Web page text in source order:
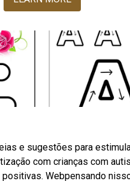
e sugestões para
com crianças com
Webpensando